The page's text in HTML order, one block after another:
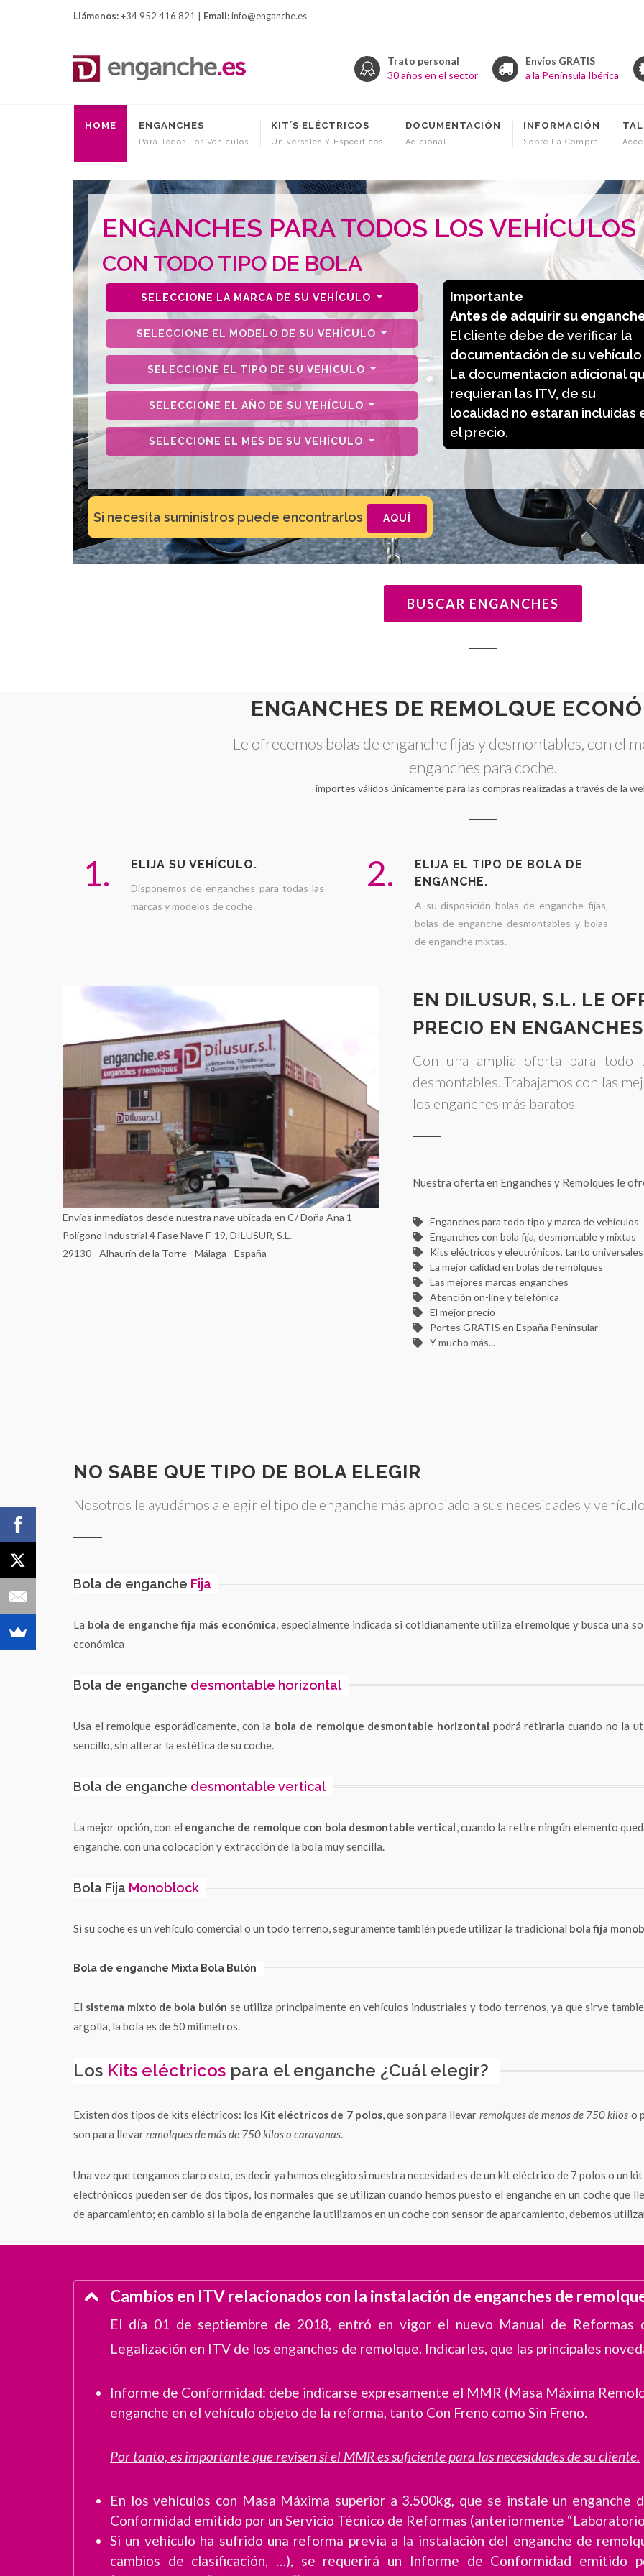
Llámenos:+34 952 416 821 | Email:info@enganche.es
Trato personal
30 años en el sector
Envíos GRATIS
a la Península Ibérica
HOME ENGANCHES
Para Todos Los Vehículos
KIT´S ELÉCTRICOS
Universales Y Específicos
DOCUMENTACIÓN
Adicional
INFORMACIÓN
Sobre La Compra
ENGANCHES PARA TODOS LOS VEHÍCULOS
CON TODO TIPO DE BOLA
SELECCIONE LA MARCA DE SU VEHÍCULO
SELECCIONE EL MODELO DE SU VEHÍCULO
SELECCIONE EL TIPO DE SU VEHÍCULO
SELECCIONE EL AÑO DE SU VEHÍCULO
SELECCIONE EL MES DE SU VEHÍCULO
Importante
Antes de adquirir su
El cliente debe de verificar la
documentación de su vehículo
La documentacion adicional
requieran las ITV, de su
localidad no estaran incluidas
el precio.
Si necesita suministros puede encontrarlos AQUÍ
BUSCAR ENGANCHES
ENGANCHES DE REMOLQUE
Le ofrecemos bolas de enganche fijas y desmontables, con el
enganches para coche.
importes válidos únicamente para las compras realizadas a través de la
1. ELIJA SU VEHÍCULO.
Disponemos de enganches para todas las
marcas y modelos de coche.
2.
ELIJA EL TIPO DE BOLA DE
ENGANCHE.
A su disposición bolas de enganche fijas,
bolas de enganche desmontables y bolas
de enganche mixtas.
Envíos inmediatos desde nuestra nave ubicada en C/ Doña Ana 1
Polígono Industrial 4 Fase Nave F-19, DILUSUR, S.L.
29130 - Alhaurín de la Torre - Málaga - España
EN DILUSUR, S.L. LE
PRECIO EN
Con una amplia oferta para
desmontables. Trabajamos con las
los enganches más baratos
Nuestra oferta en Enganches y Remolques le
Enganches para todo tipo y marca de vehículos
Enganches con bola fija, desmontable y mixtas
Kits eléctricos y electrónicos, tanto
La mejor calidad en bolas de remolques
Las mejores marcas enganches
Atención on-line y telefónica
El mejor precio
Portes GRATIS en España Peninsular
Y mucho más...
NO SABE QUE TIPO DE BOLA ELEGIR
Nosotros le ayudámos a elegir el tipo de enganche más apropiado a sus necesidades y
Bola de enganche Fija
La bola de enganche fija más económica, especialmente indicada si cotidianamente utiliza el remolque y busca una
económica
Bola de enganche desmontable horizontal
Usa el remolque esporádicamente, con la bola de remolque desmontable horizontal podrá retirarla cuando no la
sencillo, sin alterar la estética de su coche.
Bola de enganche desmontable vertical
La mejor opción, con el enganche de remolque con bola desmontable vertical, cuando la retire ningún elemento
enganche, con una colocación y extracción de la bola muy sencilla.
Bola Fija Monoblock
Si su coche es un vehículo comercial o un todo terreno, seguramente también puede utilizar la tradicional bola fija
Bola de enganche Mixta Bola Bulón
El sistema mixto de bola bulón se utiliza principalmente en vehículos industriales y todo terrenos, ya que sirve
argolla, la bola es de 50 milimetros.
Los Kits eléctricos para el enganche ¿Cuál elegir?
Existen dos tipos de kits eléctricos: los Kit eléctricos de 7 polos, que son para llevar remolques de menos de 750 kilos o
son para llevarremolques de más de 750 kilos o caravanas.
Una vez que tengamos claro esto, es decir ya hemos elegido si nuestra necesidad es de un kit eléctrico de 7 polos o un
electrónicos pueden ser de dos tipos, los normales que se utilizan cuando hemos puesto el enganche en un coche que
de aparcamiento; en cambio si la bola de enganche la utilizamos en un coche con sensor de aparcamiento, debemos
Cambios en ITV relacionados con la instalación de enganches de
El día 01 de septiembre de 2018, entró en vigor el nuevo Manual de Reformas
Legalización en ITV de los enganches de remolque. Indicarles, que las principales
Informe de Conformidad: debe indicarse expresamente el MMR (Masa Máxima
enganche en el vehículo objeto de la reforma, tanto Con Freno como Sin Freno.
Por tanto, es importante que revisen si el MMR es suficiente para las necesidades de su cliente.
En los vehículos con Masa Máxima superior a 3.500kg, que se instale un enganche
Conformidad emitido por un Servicio Técnico de Reformas (anteriormente
Si un vehículo ha sufrido una reforma previa a la instalación del enganche de
cambios de clasificación, …), se requerirá un Informe de Conformidad emitido